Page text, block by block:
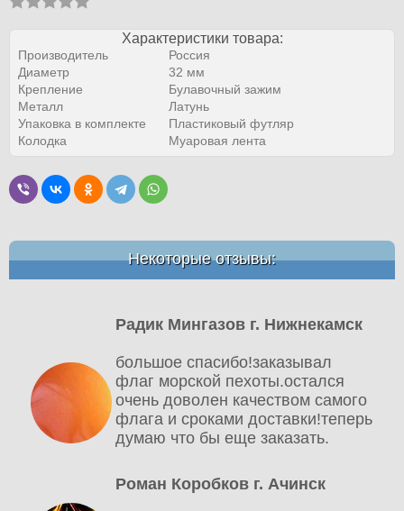
Характеристики товара:
Производитель
Россия
Диаметр
32 мм
Крепление
Булавочный зажим
Металл
Латунь
Упаковка в комплекте
Пластиковый футляр
Колодка
Муаровая лента
Некоторые отзывы:
Радик Мингазов г. Нижнекамск
большое спасибо!заказывал
флаг морской пехоты.остался
очень доволен качеством самого
флага и сроками доставки!теперь
думаю что бы еще заказать.
Роман Коробков г. Ачинск